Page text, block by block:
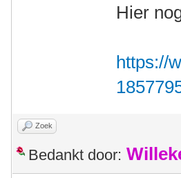
Hier
https://
Zoek
Bedankt door: